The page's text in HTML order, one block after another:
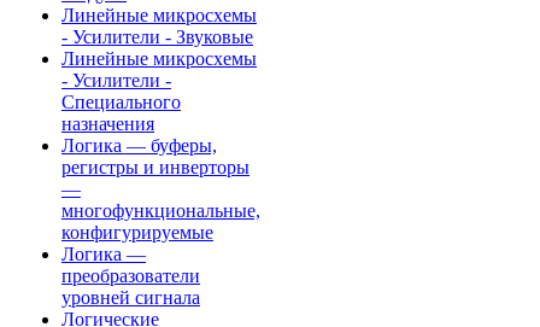
Линейные микросхемы
- Усилители - Звуковые
Линейные микросхемы
- Усилители -
Специального
назначения
Логика — буферы,
регистры и инверторы
—
многофункциональные,
конфигурируемые
Логика —
преобразователи
уровней сигнала
Логические